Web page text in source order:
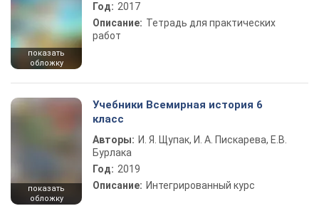
показать
обложку
Год: 2017
Описание: Тетрадь для практических
работ
показать
обложку
Учебники Всемирная история 6
класс
Авторы: И. Я. Щупак, И. А. Пискарева, Е.В.
Бурлака
Год: 2019
Описание: Интегрированный курс